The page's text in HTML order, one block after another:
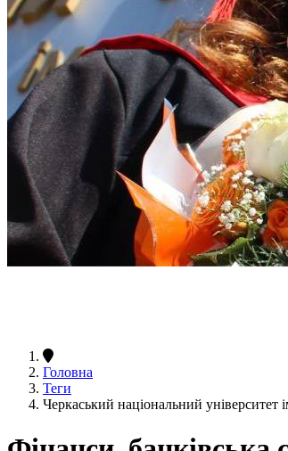
Головна
Теги
Черкаський національний